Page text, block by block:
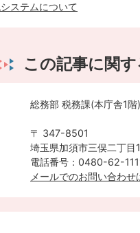
ステムについて
この記事に関
総務部 税務課(本庁舎1階)
〒 347-8501
埼玉県加須市三俣二丁目
電話番号：0480-62-
メールでのお問い合わせ